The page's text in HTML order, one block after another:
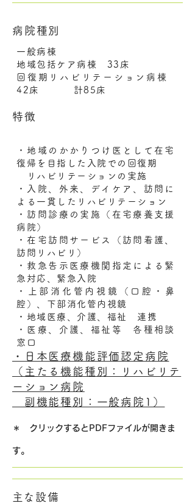
病院種別
一般病棟
地域包括ケア病棟 33床
回復期リハビリテーション病棟
42床 計85床
特徴
・地域のかかりつけ医として在宅
復帰を目指した入院での回復期
リハビリテーションの実施
・入院、外来、デイケア、訪問に
よる一貫したリハビリテーション
・訪問診療の実施（在宅療養支援
病院）
・在宅訪問サービス（訪問看護、
訪問リハビリ）
・救急告示医療機関指定による緊
急対応、緊急入院
・上部消化管内視鏡（口腔・鼻
腔）、下部消化管内視鏡
・地域医療、介護、福祉 連携
・医療、介護、福祉等 各種相談
窓口
・日本医療機能評価認定病院
（主たる機能種別：リハビリテ
ーション病院
副機能種別：一般病院1）
​＊ クリックするとPDFファイルが開きま
す。
​主な設備